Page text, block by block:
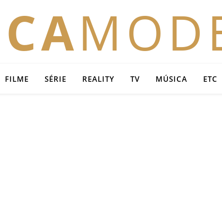
FILME SÉRIE REALITY TV MÚSICA ETC